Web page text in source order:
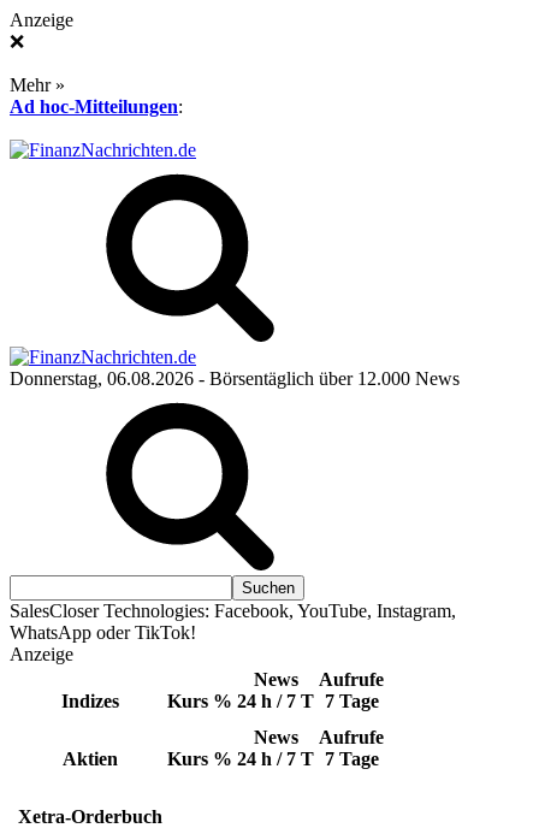
Anzeige
❌
Mehr »
Ad hoc-Mitteilungen:
Donnerstag, 06.08.2026 - Börsentäglich über 12.000 News
SalesCloser Technologies: Facebook, YouTube, Instagram,
WhatsApp oder TikTok!
Anzeige
Indizes Kurs %
News
24 h / 7 T
Aufrufe
7 Tage
Aktien Kurs %
News
24 h / 7 T
Aufrufe
7 Tage
Xetra-Orderbuch